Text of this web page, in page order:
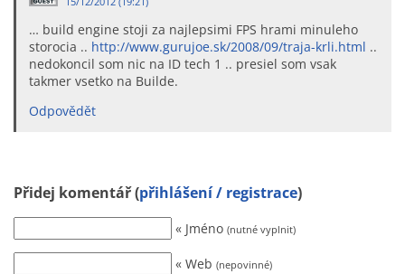
… build engine stoji za najlepsimi FPS hrami minuleho
storocia .. http://www.gurujoe.sk/2008/09/traja-krli.html ..
nedokoncil som nic na ID tech 1 .. presiel som vsak
takmer vsetko na Builde.
Odpovědět
Přidej komentář (přihlášení / registrace)
« Jméno (nutné vyplnit)
« Web (nepovinné)